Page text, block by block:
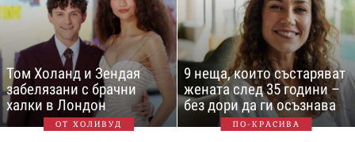
Том Холанд и Зендая
забелязани с брачни
халки в Лондон
ОТ ХОЛИВУД
9 неща, които състаряват
жената след 35 години –
без дори да ги осъзнава
ПО-КРАСИВА